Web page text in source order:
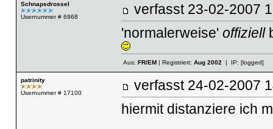
Schnapsdrossel
Usernummer # 6968
verfasst 23-02-
'normalerweise' offiziell
Aus: FR/EM| Registriert: Aug 2002| IP: [logged]
patrinity
Usernummer # 17100
verfasst 24-02-
hiermit distanziere ich